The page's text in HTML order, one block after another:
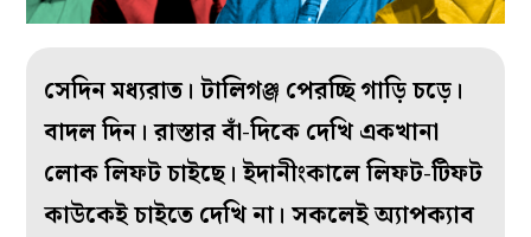
সেদিন মধ্যরাত। টালিগঞ্জ পেরচ্ছি গাড়ি চড়ে।
বাদল দিন। রাস্তার বাঁ-দিকে দেখি একখানা
লোক লিফট চাইছে। ইদানীংকালে লিফট-টিফট
কাউকেই চাইতে দেখি না। সকলেই অ্যাপক্যাব